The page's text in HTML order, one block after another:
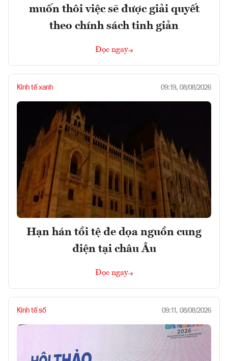
muốn thôi việc sẽ được giải quyết
theo chính sách tinh giản
Đọc ngay
Kinh tế xanh 09:19, 08/08/2026
Hạn hán tồi tệ đe dọa nguồn cung
điện tại châu Âu
Đọc ngay
Kinh tế số 09:11, 08/08/2026